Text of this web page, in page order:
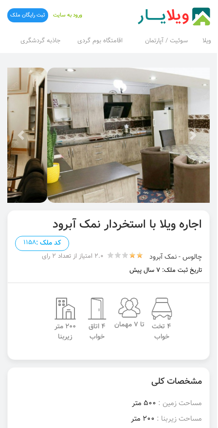
ویلا سوئیت / آپارتمان اقامتگاه بوم گردی جاذبه گردشگری
ورود به سایت ثبت رایگان ملک
اجاره ویلا با استخردار نمک آبرود
کد ملک :1158
چالوس - نمک آبرود
2.0 امتیاز از تعداد 2 رای
تاریخ ثبت ملک: 7 سال پیش
4 تخت
خواب
تا 7 مهمان
4 اتاق
خواب
200 متر
زیربنا
مشخصات کلی
مساحت زمین : 500 متر
مساحت زیربنا : 200 متر